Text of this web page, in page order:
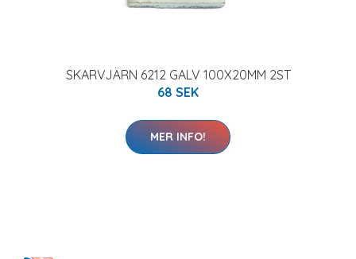
SKARVJÄRN 6212 GALV 100X20MM 2ST
68 SEK
MER INFO!